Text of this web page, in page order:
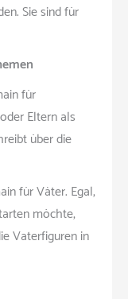
Sie sind für
für
Eltern als
über die
für Väter. Egal,
möchte,
Vaterfiguren in